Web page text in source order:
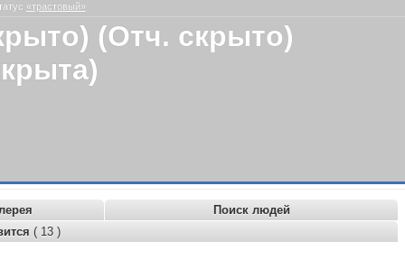
«трастовый»
(Отч. скрыто)
Поиск людей
( 13 )